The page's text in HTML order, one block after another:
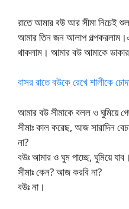
রাতে আমার বউ আর সীমা নিচেই
আমার তিন জন আলাপ
থাকলাম। আমার বউ আমাকে ডাকার
বাসর রাতে বউকে রেখে শালীকে
আমার বউ সীমাকে বলল ও ঘুমিয়ে
সীমাঃ কাল করেছ, আজ সারাদিন
না?
বউঃ আমার ও ঘুম পাচ্ছে, ঘুমিয়ে যাব।
সীমাঃ কেন? আজ করবি না?
বউঃ না।